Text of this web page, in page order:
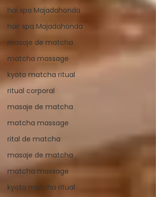
hai spa Majadahonda
hair spa Majadahonda
masaje de matcha
matcha massage
kyoto matcha ritual
ritual corporal
masaje de matcha
matcha massage
rital de matcha
masaje de matcha
matcha massage
kyoto matcha ritual